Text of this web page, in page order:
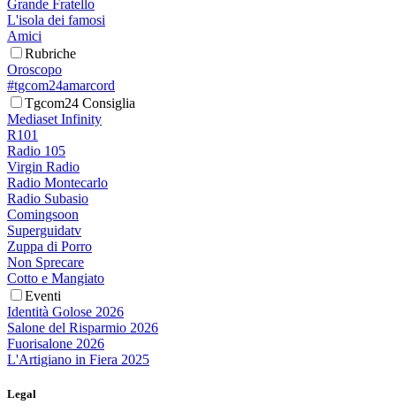
Grande Fratello
L'isola dei famosi
Amici
Rubriche
Oroscopo
#tgcom24amarcord
Tgcom24 Consiglia
Mediaset Infinity
R101
Radio 105
Virgin Radio
Radio Montecarlo
Radio Subasio
Comingsoon
Superguidatv
Zuppa di Porro
Non Sprecare
Cotto e Mangiato
Eventi
Identità Golose 2026
Salone del Risparmio 2026
Fuorisalone 2026
L'Artigiano in Fiera 2025
Legal